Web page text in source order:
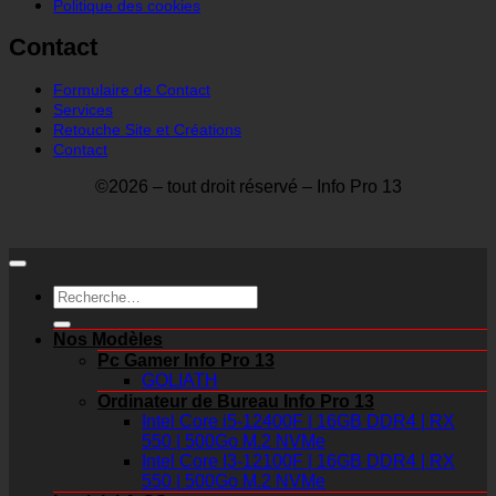
Politique des cookies
Contact
Formulaire de Contact
Services
Retouche Site et Créations
Contact
©2026 – tout droit réservé – Info Pro 13
Recherche
pour :
Nos Modèles
Pc Gamer Info Pro 13
GOLIATH
Ordinateur de Bureau Info Pro 13
Intel Core i5-12400F | 16GB DDR4 | RX
550 | 500Go M.2 NVMe
Intel Core I3-12100F | 16GB DDR4 | RX
550 | 500Go M.2 NVMe